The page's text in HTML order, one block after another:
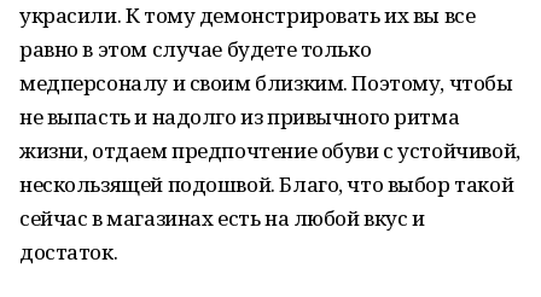
украсили. К тому демонстрировать их вы все
равно в этом случае будете только
медперсоналу и своим близким. Поэтому, чтобы
не выпасть и надолго из привычного ритма
жизни, отдаем предпочтение обуви с устойчивой,
нескользящей подошвой. Благо, что выбор такой
сейчас в магазинах есть на любой вкус и
достаток.